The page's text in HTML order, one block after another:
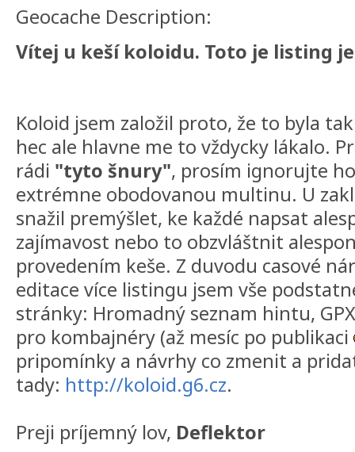
Geocache Description:
Vítej u keší koloidu. Toto je listing
Koloid jsem založil proto, že to byla
hec ale hlavne me to vždycky lákalo.
rádi "tyto šnury", prosím ignorujte
extrémne obodovanou multinu. U
snažil premýšlet, ke každé napsat
zajímavost nebo to obzvláštnit
provedením keše. Z duvodu casové
editace více listingu jsem vše
stránky: Hromadný seznam hintu,
pro kombajnéry (až mesíc po publikaci
pripomínky a návrhy co zmenit a
tady: http://koloid.g6.cz.
Preji príjemný lov, Deflektor